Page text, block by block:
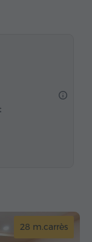
28 m.carrès